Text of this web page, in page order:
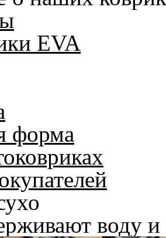
EVA
форма
воду и